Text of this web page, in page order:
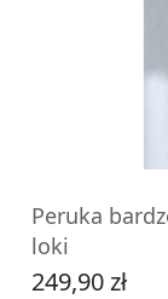
Peruka
loki
Cena
249,90 zł